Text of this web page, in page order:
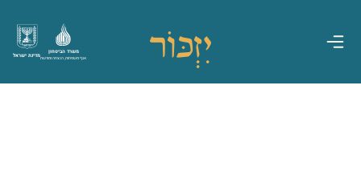
מדינת ישראל
משרד הביטחון
אגף משפחות, הנצחה ומורשת